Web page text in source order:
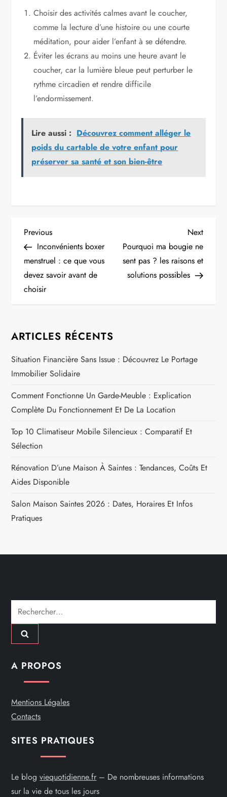
Choisir des activités calmes avant le coucher,
comme la lecture d’une histoire ou une courte
méditation, pour aider l’enfant à se détendre.
Éviter les écrans au moins une heure avant le
coucher, car la lumière bleue peut perturber le
rythme circadien et rendre difficile
l’endormissement.
Lire aussi : Découvrez comment alléger le
poids du cartable de votre enfant pour
préserver sa santé et son bien-être
N
a
v
g
a
t
i
o
n
d
e
l
’
r
t
i
c
l
e
Previous
Post
Previous
Inconvénients boxer
menstruel : ce que vous
devez savoir avant de
choisir
Next
Post
Next
Pourquoi ma bougie ne
sent pas ? les raisons et
solutions possibles
ARTICLES RÉCENTS
Situation Financière Sans Issue : Découvrez Le Portage
Immobilier Solidaire
Comment Fonctionne Un Garde-Meuble : Explication
Complète Du Fonctionnement Et De La Location
Top 10 Climatiseur Mobile Silencieux : Comparatif Et
Sélection
Rénovation D’une Maison À Saintes : Tendances, Coûts Et
Aides Disponible
Salon Maison Saintes 2026 : Dates, Horaires Et Infos
Pratiques
Rechercher :
A PROPOS
Mentions Légales
Contacts
SITES PRATIQUES
Le blogviequotidienne.fr – De nombreuses informations
sur la vie de tous les jours